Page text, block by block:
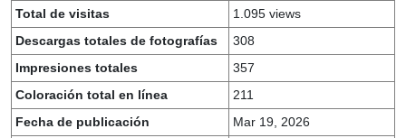
Total de visitas
1.095 views
Descargas totales de fotografías
308
Impresiones totales
357
Coloración total en línea
211
Fecha de publicación
Mar 19, 2026